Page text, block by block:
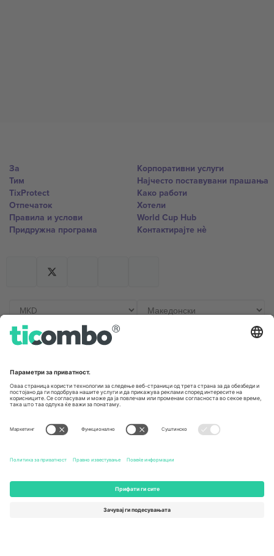
За
Тим
TixProtect
Отпечаток
Правила и услови
Придружна програма
Корпоративни услуги
Најчесто поставувани прашања
Како работи
Хотели
World Cup Hub
Контактирајте нѐ
Unter den Linden 24, 10117
Berlin, Germany
167 City Road, London, Greater
Kingdom
Newark, Delaware 19713, United
States
Engelberg, Switzerland